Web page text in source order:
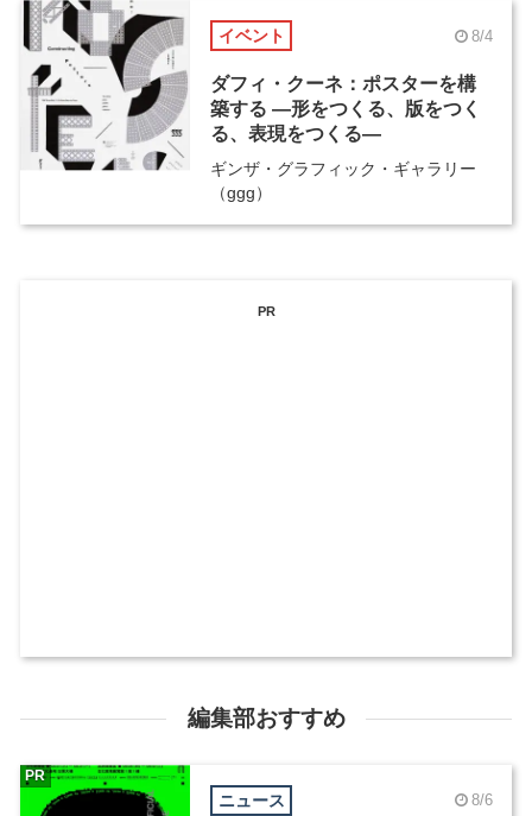
イベント 8/4
ダフィ・クーネ：ポスターを構
築する ―形をつくる、版をつく
る、表現をつくる―
ギンザ・グラフィック・ギャラリー
（ggg）
PR
編集部おすすめ
ニュース 8/6
PR